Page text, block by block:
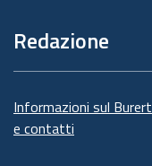
Redazione
Informazioni sul Burert
e contatti